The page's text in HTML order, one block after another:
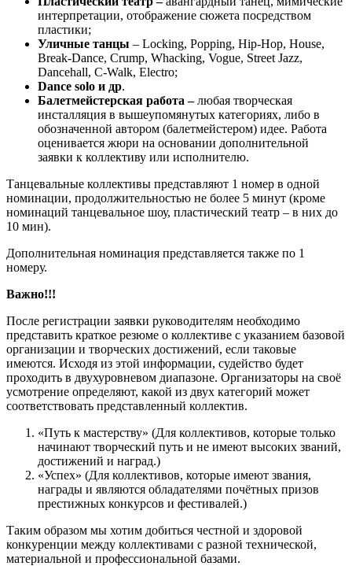
интерпретации, отображение сюжета посредством
пластики;
Уличные танцы – Locking, Popping, Hip-Hop, House,
Break-Dance, Crump, Whacking, Vogue, Street Jazz,
Dancehall, C-Walk, Electrо;
Dance solo и др.
Балетмейстерская работа –любая творческая
инсталляция в вышеупомянутых категориях, либо в
обозначенной автором (балетмейстером) идее. Работа
оценивается жюри на основании дополнительной
заявки к коллективу или исполнителю.
Танцевальные коллективы представляют 1 номер в одной
номинации, продолжительностью не более 5 минут (кроме
номинаций танцевальное шоу, пластический театр – в них до
10 мин).
Дополнительная номинация представляется также по 1
номеру.
Важно!!!
После регистрации заявки руководителям необходимо
представить краткое резюме о коллективе с указанием базовой
организации и творческих достижений, если таковые
имеются. Исходя из этой информации, судейство будет
проходить в двухуровневом диапазоне. Организаторы на своё
усмотрение определяют, какой из двух категорий может
соответствовать представленный коллектив.
«Путь к мастерству» (Для коллективов, которые только
начинают творческий путь и не имеют высоких званий,
достижений и наград.)
«Успех» (Для коллективов, которые имеют звания,
награды и являются обладателями почётных призов
престижных конкурсов и фестивалей.)
Таким образом мы хотим добиться честной и здоровой
конкуренции между коллективами с разной технической,
материальной и профессиональной базами.